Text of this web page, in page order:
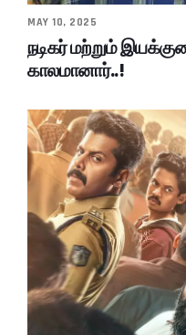
MAY 10, 2025
நடிகர் மற்றும்
காலமானார்..!